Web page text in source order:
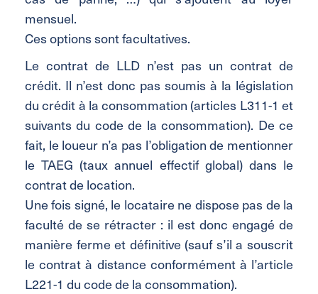
mensuel.
Ces options sont facultatives.
Le contrat de LLD n’est pas un contrat de
crédit. Il n’est donc pas soumis à la législation
du crédit à la consommation (articles L311-1 et
suivants du code de la consommation). De ce
fait, le loueur n’a pas l’obligation de mentionner
le TAEG (taux annuel effectif global) dans le
contrat de location.
Une fois signé, le locataire ne dispose pas de la
faculté de se rétracter : il est donc engagé de
manière ferme et définitive (sauf s’il a souscrit
le contrat à distance conformément à l’article
L221-1 du code de la consommation).